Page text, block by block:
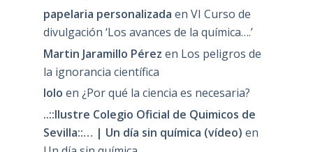
papelaria personalizada en VI Curso de
divulgación ‘Los avances de la química….’
Martin Jaramillo Pérez en Los peligros de
la ignorancia científica
lolo en ¿Por qué la ciencia es necesaria?
..::Ilustre Colegio Oficial de Quimicos de
Sevilla::… | Un día sin química (vídeo) en